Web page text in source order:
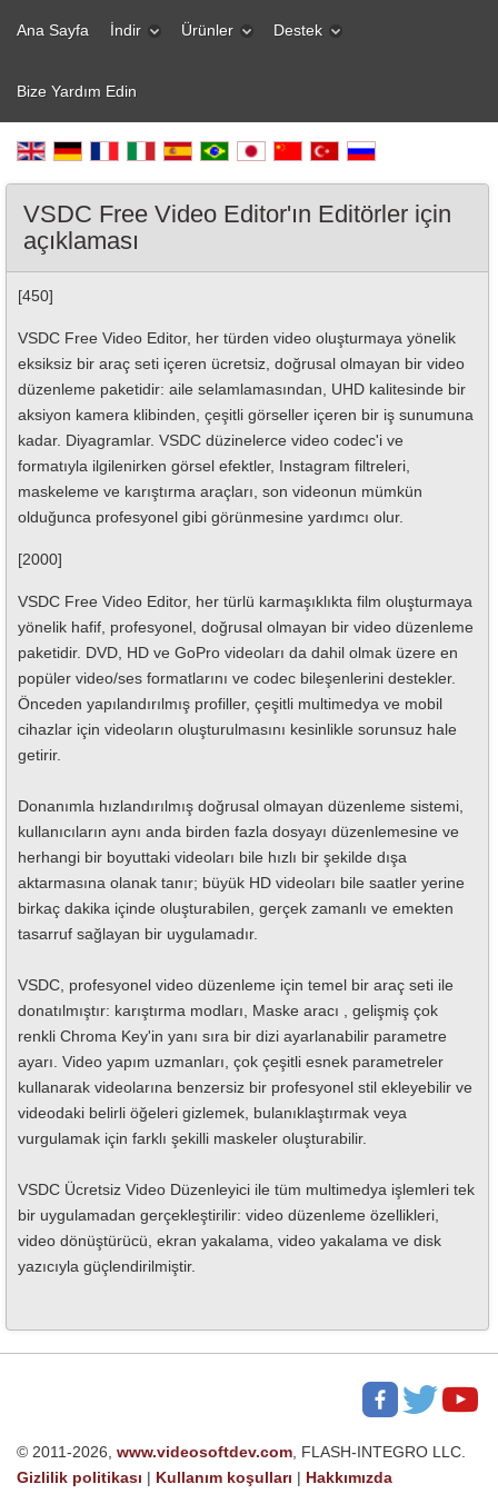
Ana Sayfa İndir Ürünler Destek
Bize Yardım Edin
VSDC Free Video Editor'ın Editörler için
açıklaması
[450]
VSDC Free Video Editor, her türden video oluşturmaya yönelik
eksiksiz bir araç seti içeren ücretsiz, doğrusal olmayan bir video
düzenleme paketidir: aile selamlamasından, UHD kalitesinde bir
aksiyon kamera klibinden, çeşitli görseller içeren bir iş sunumuna
kadar. Diyagramlar. VSDC düzinelerce video codec'i ve
formatıyla ilgilenirken görsel efektler, Instagram filtreleri,
maskeleme ve karıştırma araçları, son videonun mümkün
olduğunca profesyonel gibi görünmesine yardımcı olur.
[2000]
VSDC Free Video Editor, her türlü karmaşıklıkta film oluşturmaya
yönelik hafif, profesyonel, doğrusal olmayan bir video düzenleme
paketidir. DVD, HD ve GoPro videoları da dahil olmak üzere en
popüler video/ses formatlarını ve codec bileşenlerini destekler.
Önceden yapılandırılmış profiller, çeşitli multimedya ve mobil
cihazlar için videoların oluşturulmasını kesinlikle sorunsuz hale
getirir.
Donanımla hızlandırılmış doğrusal olmayan düzenleme sistemi,
kullanıcıların aynı anda birden fazla dosyayı düzenlemesine ve
herhangi bir boyuttaki videoları bile hızlı bir şekilde dışa
aktarmasına olanak tanır; büyük HD videoları bile saatler yerine
birkaç dakika içinde oluşturabilen, gerçek zamanlı ve emekten
tasarruf sağlayan bir uygulamadır.
VSDC, profesyonel video düzenleme için temel bir araç seti ile
donatılmıştır: karıştırma modları, Maske aracı , gelişmiş çok
renkli Chroma Key'in yanı sıra bir dizi ayarlanabilir parametre
ayarı. Video yapım uzmanları, çok çeşitli esnek parametreler
kullanarak videolarına benzersiz bir profesyonel stil ekleyebilir ve
videodaki belirli öğeleri gizlemek, bulanıklaştırmak veya
vurgulamak için farklı şekilli maskeler oluşturabilir.
VSDC Ücretsiz Video Düzenleyici ile tüm multimedya işlemleri tek
bir uygulamadan gerçekleştirilir: video düzenleme özellikleri,
video dönüştürücü, ekran yakalama, video yakalama ve disk
yazıcıyla güçlendirilmiştir.
© 2011-2026, www.videosoftdev.com , FLASH-INTEGRO LLC.
Gizlilik politikası | Kullanım koşulları | Hakkımızda